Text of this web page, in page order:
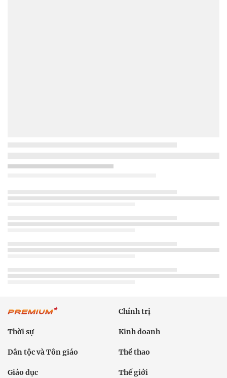
Chính trị
Thời sự Kinh doanh
Dân tộc và Tôn giáo Thể thao
Giáo dục Thế giới